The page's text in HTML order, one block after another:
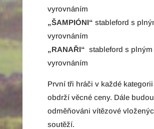
vyrovnáním
„ŠAMPIÓNI“ stableford s
vyrovnáním
„RANAŘI“ stableford s plným
vyrovnáním
První tři hráči v každé kategorii
obdrží věcné ceny. Dále budou
odměňováni vítězové
soutěží.